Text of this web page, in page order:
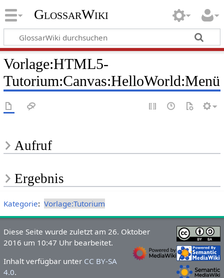
GlossarWiki
Vorlage:HTML5-
Tutorium:Canvas:HelloWorld:Menü
Aufruf
Ergebnis
Kategorie: Vorlage:Tutorium
Diese Seite wurde zuletzt am 26. Oktober
2016 um 10:47 Uhr bearbeitet.
Inhalt verfügbar unter CC BY-SA
4.0.